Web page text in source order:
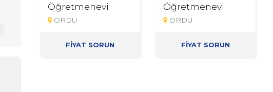
Öğretmenevi
ORDU
FİYAT SORUN
Öğretmenevi
ORDU
FİYAT SORUN